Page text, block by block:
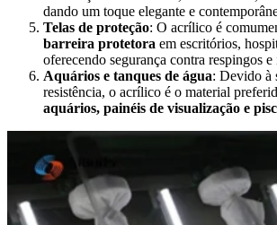
dando um toque elegante e
Telas de proteção: O acrílico é
barreira protetora em escritórios,
oferecendo segurança contra respingos e
Aquários e tanques de água: Devido à
resistência, o acrílico é o material
aquários, painéis de visualização e